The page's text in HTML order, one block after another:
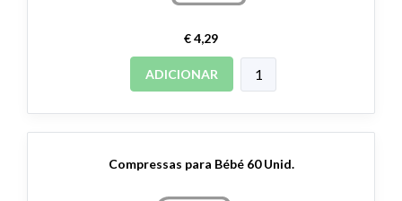
€ 4,29
ADICIONAR
Compressas para Bébé 60 Unid.